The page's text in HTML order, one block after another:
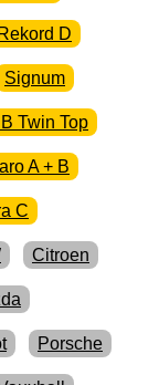
Rekord D
Signum
Twin Top
A + B
C
Citroen
Porsche